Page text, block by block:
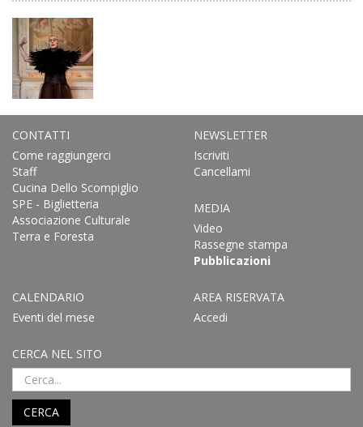
CONTATTI
Come raggiungerci
Staff
Cucina Dello Scompiglio
SPE - Biglietteria
Associazione Culturale
Terra e Foresta
NEWSLETTER
Iscriviti
Cancellami
MEDIA
Video
Rassegne stampa
Pubblicazioni
CALENDARIO
Eventi del mese
AREA RISERVATA
Accedi
CERCA NEL SITO
CERCA